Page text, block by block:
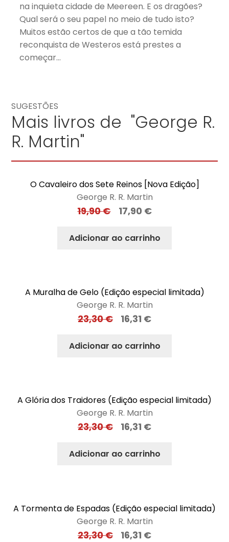
na inquieta cidade de Meereen. E os dragões?
Qual será o seu papel no meio de tudo isto?
Muitos estão certos de que a tão temida
reconquista de Westeros está prestes a
começar…
SUGESTÕES
Mais livros de "George R.
R. Martin"
O Cavaleiro dos Sete Reinos [Nova Edição]
George R. R. Martin
19,90€ 17,90 €
Adicionar ao carrinho
A Muralha de Gelo (Edição especial limitada)
George R. R. Martin
23,30€ 16,31 €
Adicionar ao carrinho
A Glória dos Traidores (Edição especial limitada)
George R. R. Martin
23,30€ 16,31 €
Adicionar ao carrinho
A Tormenta de Espadas (Edição especial limitada)
George R. R. Martin
23,30€ 16,31 €